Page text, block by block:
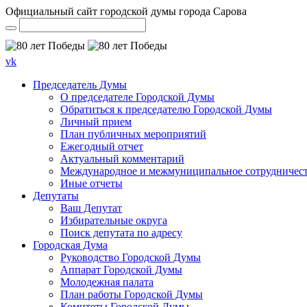
Официальный сайт городской думы города Сарова
vk
Председатель Думы
О председателе Городской Думы
Обратиться к председателю Городской Думы
Личный прием
План публичных мероприятий
Ежегодный отчет
Актуальный комментарий
Международное и межмуниципальное
Иные отчеты
Депутаты
Ваш Депутат
Избирательные округа
Поиск депутата по адресу
Городская Дума
Руководство Городской Думы
Аппарат Городской Думы
Молодежная палата
План работы Городской Думы